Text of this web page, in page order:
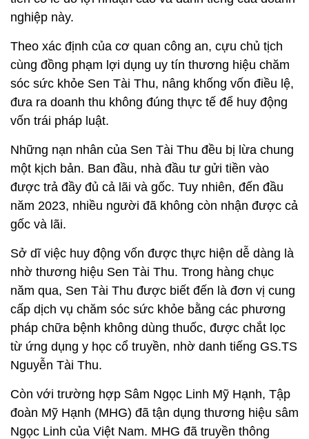
nghiệp này.
Theo xác định của cơ quan công an, cựu chủ tịch
cùng đồng phạm lợi dụng uy tín thương hiệu chăm
sóc sức khỏe Sen Tài Thu, nâng khống vốn điều lệ,
đưa ra doanh thu không đúng thực tế để huy động
vốn trái pháp luật.
Những nạn nhân của Sen Tài Thu đều bị lừa chung
một kịch bản. Ban đầu, nhà đầu tư gửi tiền vào
được trả đầy đủ cả lãi và gốc. Tuy nhiên, đến đầu
năm 2023, nhiều người đã không còn nhận được cả
gốc và lãi.
Sở dĩ việc huy động vốn được thực hiện dễ dàng là
nhờ thương hiệu Sen Tài Thu. Trong hàng chục
năm qua, Sen Tài Thu được biết đến là đơn vị cung
cấp dịch vụ chăm sóc sức khỏe bằng các phương
pháp chữa bệnh không dùng thuốc, được chắt lọc
từ ứng dụng y học cổ truyền, nhờ danh tiếng GS.TS
Nguyễn Tài Thu.
Còn với trường hợp Sâm Ngọc Linh Mỹ Hạnh, Tập
đoàn Mỹ Hạnh (MHG) đã tận dụng thương hiệu sâm
Ngọc Linh của Việt Nam. MHG đã truyền thông